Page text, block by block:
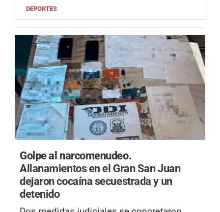
DEPORTES
Golpe al narcomenudeo.
Allanamientos en el Gran San Juan
dejaron cocaína secuestrada y un
detenido